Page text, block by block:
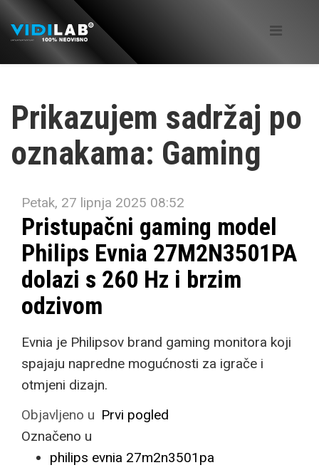
Prikazujem sadržaj po
oznakama: Gaming
Petak, 27 lipnja 2025 08:52
Pristupačni gaming model
Philips Evnia 27M2N3501PA
dolazi s 260 Hz i brzim
odzivom
Evnia je Philipsov brand gaming monitora koji
spajaju napredne mogućnosti za igrače i
otmjeni dizajn.
Objavljeno u Prvi pogled
Označeno u
philips evnia 27m2n3501pa